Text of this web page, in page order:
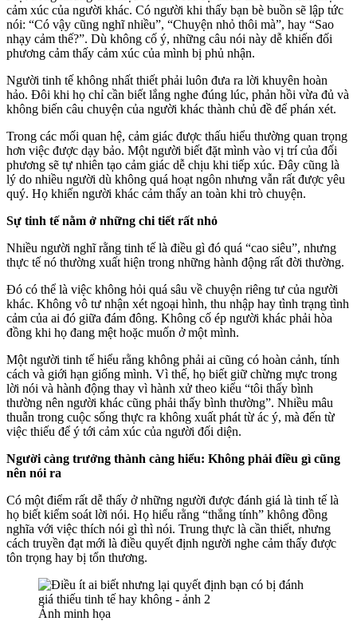
cảm xúc của người khác. Có người khi thấy bạn bè buồn sẽ lập tức
nói: “Có vậy cũng nghĩ nhiều”, “Chuyện nhỏ thôi mà”, hay “Sao
nhạy cảm thế?”. Dù không cố ý, những câu nói này dễ khiến đối
phương cảm thấy cảm xúc của mình bị phủ nhận.
Người tinh tế không nhất thiết phải luôn đưa ra lời khuyên hoàn
hảo. Đôi khi họ chỉ cần biết lắng nghe đúng lúc, phản hồi vừa đủ và
không biến câu chuyện của người khác thành chủ đề để phán xét.
Trong các mối quan hệ, cảm giác được thấu hiểu thường quan trọng
hơn việc được dạy bảo. Một người biết đặt mình vào vị trí của đối
phương sẽ tự nhiên tạo cảm giác dễ chịu khi tiếp xúc. Đây cũng là
lý do nhiều người dù không quá hoạt ngôn nhưng vẫn rất được yêu
quý. Họ khiến người khác cảm thấy an toàn khi trò chuyện.
Sự tinh tế nằm ở những chi tiết rất nhỏ
Nhiều người nghĩ rằng tinh tế là điều gì đó quá “cao siêu”, nhưng
thực tế nó thường xuất hiện trong những hành động rất đời thường.
Đó có thể là việc không hỏi quá sâu về chuyện riêng tư của người
khác. Không vô tư nhận xét ngoại hình, thu nhập hay tình trạng tình
cảm của ai đó giữa đám đông. Không cố ép người khác phải hòa
đồng khi họ đang mệt hoặc muốn ở một mình.
Một người tinh tế hiểu rằng không phải ai cũng có hoàn cảnh, tính
cách và giới hạn giống mình. Vì thế, họ biết giữ chừng mực trong
lời nói và hành động thay vì hành xử theo kiểu “tôi thấy bình
thường nên người khác cũng phải thấy bình thường”. Nhiều mâu
thuẫn trong cuộc sống thực ra không xuất phát từ ác ý, mà đến từ
việc thiếu để ý tới cảm xúc của người đối diện.
Người càng trưởng thành càng hiểu: Không phải điều gì cũng
nên nói ra
Có một điểm rất dễ thấy ở những người được đánh giá là tinh tế là
họ biết kiểm soát lời nói. Họ hiểu rằng “thẳng tính” không đồng
nghĩa với việc thích nói gì thì nói. Trung thực là cần thiết, nhưng
cách truyền đạt mới là điều quyết định người nghe cảm thấy được
tôn trọng hay bị tổn thương.
Ảnh minh họa